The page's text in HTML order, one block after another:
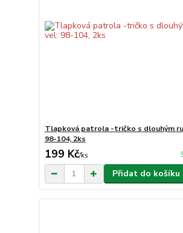
Tlapková patrola -tričko s dlouhým
98-104, 2ks
199 Kč/ks
Přidat do košíku